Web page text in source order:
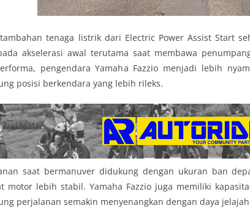
tenaga listrik dari Electric Power Assist Start
akselerasi awal terutama saat membawa
pengendara Yamaha Fazzio menjadi lebih
posisi berkendara yang lebih rileks.
saat bermanuver didukung dengan ukuran ban
motor lebih stabil. Yamaha Fazzio juga memiliki
perjalanan semakin menyenangkan dengan daya